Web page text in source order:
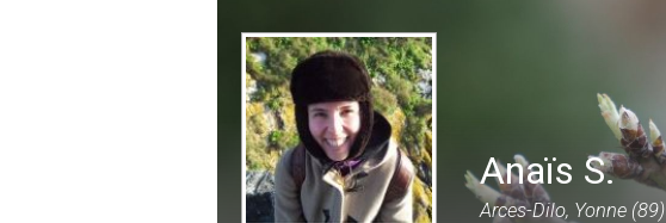
Anaïs S.
Arces-Dilo, Yonne (89)